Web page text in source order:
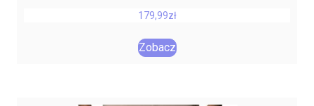
179,99zł
Zobacz